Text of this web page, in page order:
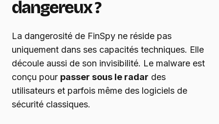
dangereux ?
La dangerosité de FinSpy ne réside pas
uniquement dans ses capacités techniques. Elle
découle aussi de son invisibilité. Le malware est
conçu pour passer sous le radar des
utilisateurs et parfois même des logiciels de
sécurité classiques.